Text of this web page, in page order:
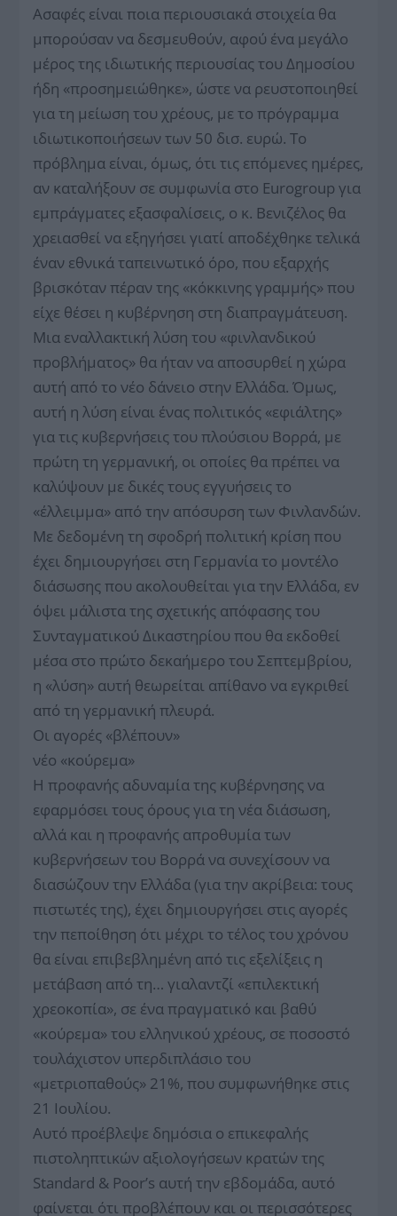
Ασαφές είναι ποια περιουσιακά στοιχεία θα
μπορούσαν να δεσμευθούν, αφού ένα μεγάλο
μέρος της ιδιωτικής περιουσίας του Δημοσίου
ήδη «προσημειώθηκε», ώστε να ρευστοποιηθεί
για τη μείωση του χρέους, με το πρόγραμμα
ιδιωτικοποιήσεων των 50 δισ. ευρώ. Το
πρόβλημα είναι, όμως, ότι τις επόμενες ημέρες,
αν καταλήξουν σε συμφωνία στο Eurogroup για
εμπράγματες εξασφαλίσεις, ο κ. Βενιζέλος θα
χρειασθεί να εξηγήσει γιατί αποδέχθηκε τελικά
έναν εθνικά ταπεινωτικό όρο, που εξαρχής
βρισκόταν πέραν της «κόκκινης γραμμής» που
είχε θέσει η κυβέρνηση στη διαπραγμάτευση.
Μια εναλλακτική λύση του «φινλανδικού
προβλήματος» θα ήταν να αποσυρθεί η χώρα
αυτή από το νέο δάνειο στην Ελλάδα. Όμως,
αυτή η λύση είναι ένας πολιτικός «εφιάλτης»
για τις κυβερνήσεις του πλούσιου Βορρά, με
πρώτη τη γερμανική, οι οποίες θα πρέπει να
καλύψουν με δικές τους εγγυήσεις το
«έλλειμμα» από την απόσυρση των Φινλανδών.
Με δεδομένη τη σφοδρή πολιτική κρίση που
έχει δημιουργήσει στη Γερμανία το μοντέλο
διάσωσης που ακολουθείται για την Ελλάδα, εν
όψει μάλιστα της σχετικής απόφασης του
Συνταγματικού Δικαστηρίου που θα εκδοθεί
μέσα στο πρώτο δεκαήμερο του Σεπτεμβρίου,
η «λύση» αυτή θεωρείται απίθανο να εγκριθεί
από τη γερμανική πλευρά.
Οι αγορές «βλέπουν»
νέο «κούρεμα»
Η προφανής αδυναμία της κυβέρνησης να
εφαρμόσει τους όρους για τη νέα διάσωση,
αλλά και η προφανής απροθυμία των
κυβερνήσεων του Βορρά να συνεχίσουν να
διασώζουν την Ελλάδα (για την ακρίβεια: τους
πιστωτές της), έχει δημιουργήσει στις αγορές
την πεποίθηση ότι μέχρι το τέλος του χρόνου
θα είναι επιβεβλημένη από τις εξελίξεις η
μετάβαση από τη… γιαλαντζί «επιλεκτική
χρεοκοπία», σε ένα πραγματικό και βαθύ
«κούρεμα» του ελληνικού χρέους, σε ποσοστό
τουλάχιστον υπερδιπλάσιο του
«μετριοπαθούς» 21%, που συμφωνήθηκε στις
21 Ιουλίου.
Αυτό προέβλεψε δημόσια ο επικεφαλής
πιστοληπτικών αξιολογήσεων κρατών της
Standard & Poor’s αυτή την εβδομάδα, αυτό
φαίνεται ότι προβλέπουν και οι περισσότερες